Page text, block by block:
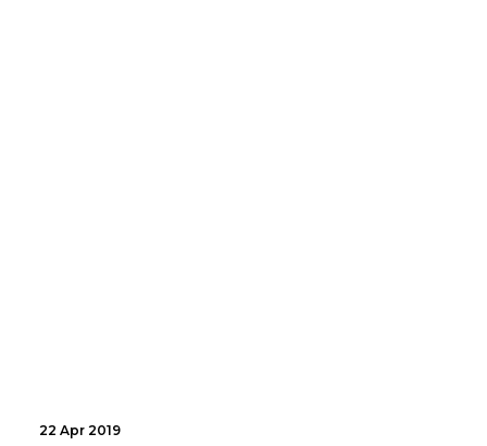
22 Apr 2019